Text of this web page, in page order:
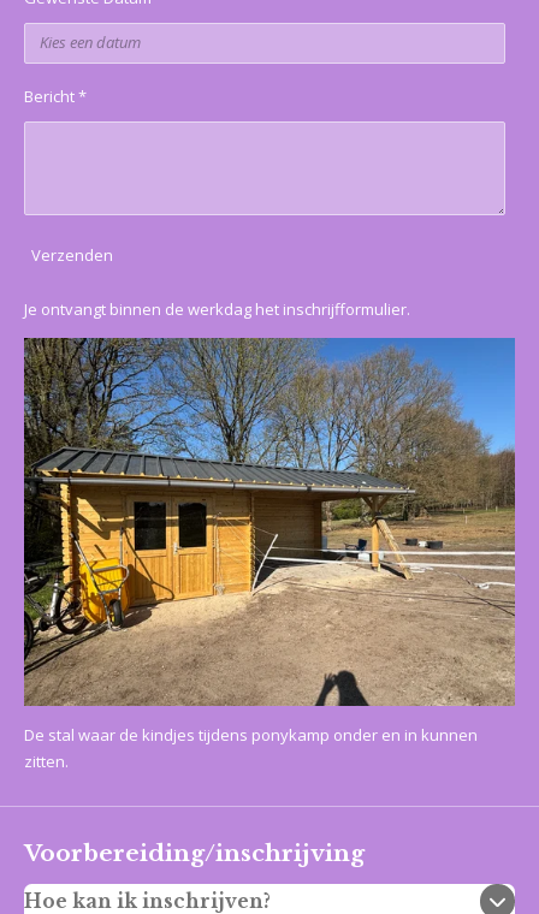
Bericht *
Verzenden
Je ontvangt binnen de werkdag het inschrijfformulier.
De stal waar de kindjes tijdens ponykamp onder en in kunnen
zitten.
Voorbereiding/inschrijving
Hoe kan ik inschrijven?